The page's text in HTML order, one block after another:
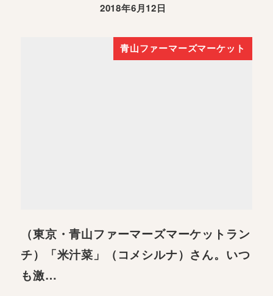
2018年6月12日
青山ファーマーズマーケット
（東京・青山ファーマーズマーケットラン
チ）「米汁菜」（コメシルナ）さん。いつ
も激…